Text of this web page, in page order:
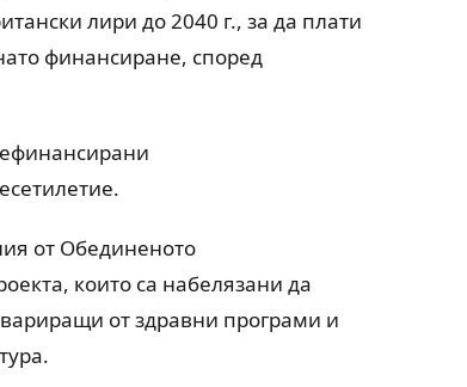
лири до 2040 г., за да плати
финансиране, според
от Обединеното
които са набелязани да
от здравни програми и